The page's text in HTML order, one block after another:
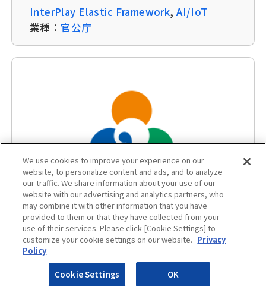
InterPlay Elastic Framework,AI/IoT
業種： 官公庁
福島県 南相馬市
使い勝手の良さなどを評価し Secure
Gateway Suiteを採用 セキュアで使いや
すく、安定した環境を実現
We use cookies to improve your experience on our
website, to personalize content and ads, and to analyze
our traffic. We share information about your use of our
website with our advertising and analytics partners, who
may combine it with other information that you have
provided to them or that they have collected from your
use of their services. Please click [Cookie Settings] to
customize your cookie settings on our website. Privacy
Policy
Cookie Settings OK